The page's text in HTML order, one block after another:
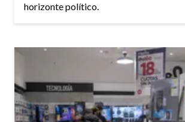
horizonte político.